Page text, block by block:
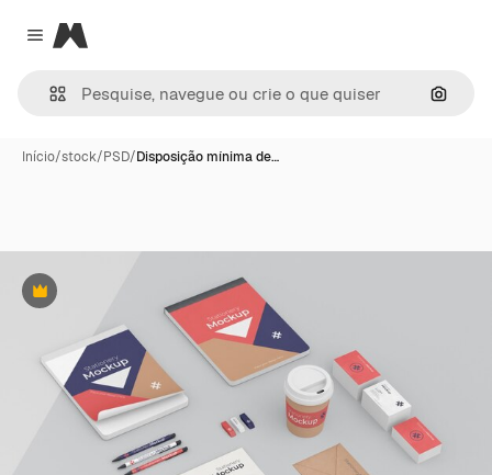
Close menu
Magnific
Início/stock/PSD/Disposição mínima de…
Premium